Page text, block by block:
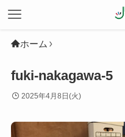
ホーム
fuki-nakagawa-5
2025年4月8日(火)